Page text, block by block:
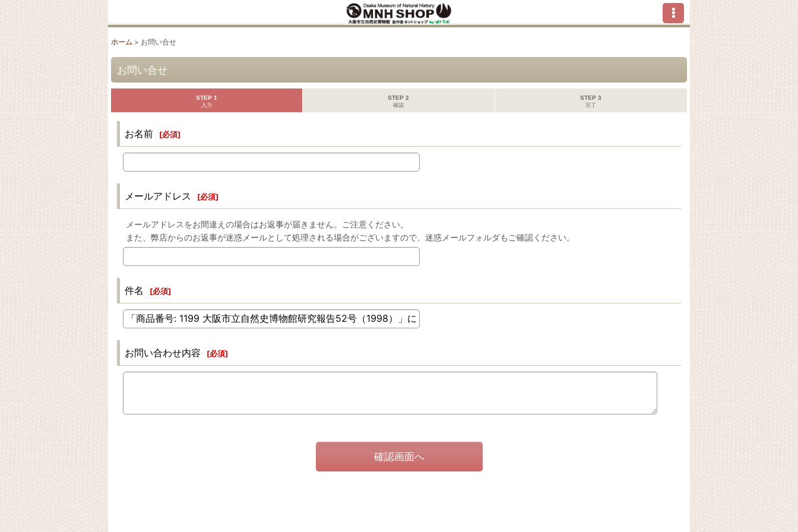
ホーム > お問い合せ
お問い合せ
STEP 1
入力
STEP 2
確認
STEP 3
完了
お名前 [必須]
メールアドレス [必須]
メールアドレスをお間違えの場合はお返事が届きません。ご注意ください。
また、弊店からのお返事が迷惑メールとして処理される場合がございますので、迷惑メールフォルダもご確認ください。
件名 [必須]
お問い合わせ内容 [必須]
確認画面へ